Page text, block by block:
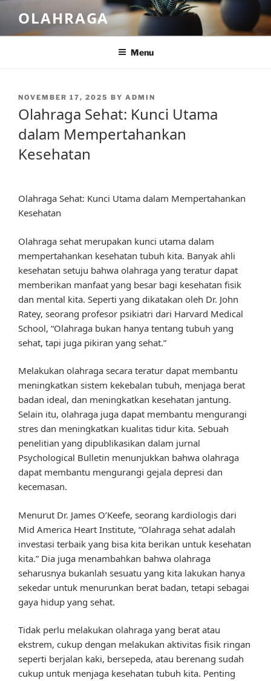
content
OLAHRAGA
Menu
POSTED
NOVEMBER 17, 2025 BY ADMIN
Olahraga Sehat: Kunci Utama
dalam Mempertahankan
Kesehatan
Olahraga Sehat: Kunci Utama dalam Mempertahankan
Kesehatan
Olahraga sehat merupakan kunci utama dalam
mempertahankan kesehatan tubuh kita. Banyak ahli
kesehatan setuju bahwa olahraga yang teratur dapat
memberikan manfaat yang besar bagi kesehatan fisik
dan mental kita. Seperti yang dikatakan oleh Dr. John
Ratey, seorang profesor psikiatri dari Harvard Medical
School, “Olahraga bukan hanya tentang tubuh yang
sehat, tapi juga pikiran yang sehat.”
Melakukan olahraga secara teratur dapat membantu
meningkatkan sistem kekebalan tubuh, menjaga berat
badan ideal, dan meningkatkan kesehatan jantung.
Selain itu, olahraga juga dapat membantu mengurangi
stres dan meningkatkan kualitas tidur kita. Sebuah
penelitian yang dipublikasikan dalam jurnal
Psychological Bulletin menunjukkan bahwa olahraga
dapat membantu mengurangi gejala depresi dan
kecemasan.
Menurut Dr. James O’Keefe, seorang kardiologis dari
Mid America Heart Institute, “Olahraga sehat adalah
investasi terbaik yang bisa kita berikan untuk kesehatan
kita.” Dia juga menambahkan bahwa olahraga
seharusnya bukanlah sesuatu yang kita lakukan hanya
sekedar untuk menurunkan berat badan, tetapi sebagai
gaya hidup yang sehat.
Tidak perlu melakukan olahraga yang berat atau
ekstrem, cukup dengan melakukan aktivitas fisik ringan
seperti berjalan kaki, bersepeda, atau berenang sudah
cukup untuk menjaga kesehatan tubuh kita. Penting